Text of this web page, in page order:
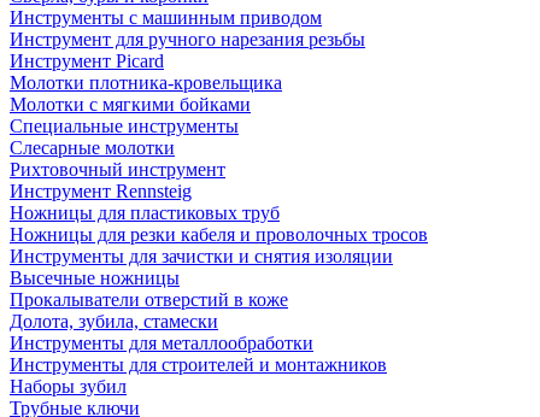
Инструменты с машинным приводом
Инструмент для ручного нарезания резьбы
Инструмент Picard
Молотки плотника-кровельщика
Молотки с мягкими бойками
Специальные инструменты
Слесарные молотки
Рихтовочный инструмент
Инструмент Rennsteig
Ножницы для пластиковых труб
Ножницы для резки кабеля и проволочных тросов
Инструменты для зачистки и снятия изоляции
Высечные ножницы
Прокалыватели отверстий в коже
Долота, зубила, стамески
Инструменты для металлообработки
Инструменты для строителей и монтажников
Наборы зубил
Трубные ключи